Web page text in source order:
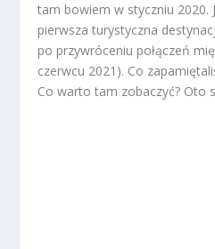
tam bowiem w styczniu 2020.
pierwsza turystyczna
po przywróceniu połączeń
czerwcu 2021). Co
Co warto tam zobaczyć? Oto